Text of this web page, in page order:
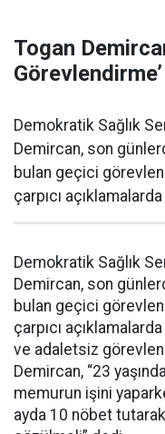
Togan
Demokratik Sağlık
Demircan, son
bulan geçici
çarpıcı
Demokratik Sağlık
Demircan, son
bulan geçici
çarpıcı
ve adaletsiz
Demircan, “23
memurun işini
ayda 10 nöbet